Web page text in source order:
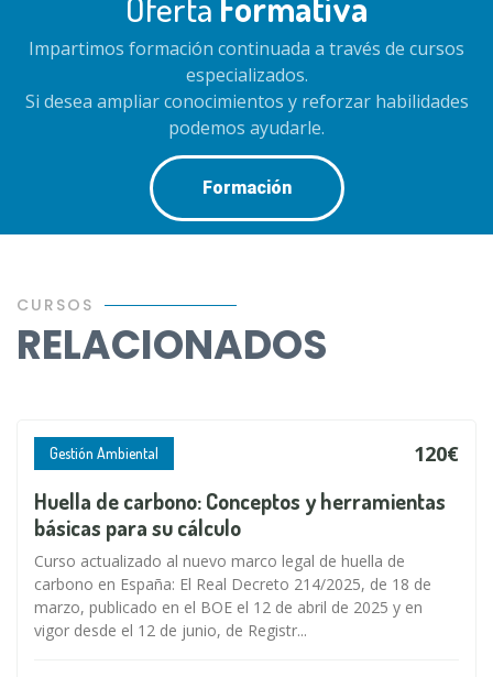
Impartimos formación continuada a través de cursos
especializados.
Si desea ampliar conocimientos y reforzar habilidades
podemos ayudarle.
Formación
CURSOS
RELACIONADOS
Gestión Ambiental 120€
Huella de carbono: Conceptos y herramientas
básicas para su cálculo
Curso actualizado al nuevo marco legal de huella de
carbono en España: El Real Decreto 214/2025, de 18 de
marzo, publicado en el BOE el 12 de abril de 2025 y en
vigor desde el 12 de junio, de Registr...